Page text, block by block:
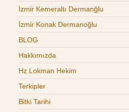
İzmir Kemeraltı Dermanğlu
İzmir Konak Dermanoğlu
BLOG
Hakkımızda
Hz.Lokman Hekim
Terkipler
Bitki Tarihi